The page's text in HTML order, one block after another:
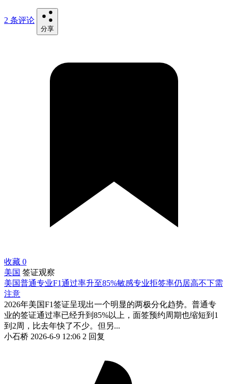
2 条评论
分享
收藏 0
美国 签证观察
美国普通专业F1通过率升至85%敏感专业拒签率仍居高不下需
注意
2026年美国F1签证呈现出一个明显的两极分化趋势。普通专
业的签证通过率已经升到85%以上，面签预约周期也缩短到1
到2周，比去年快了不少。但另...
小石桥 2026-6-9 12:06 2 回复